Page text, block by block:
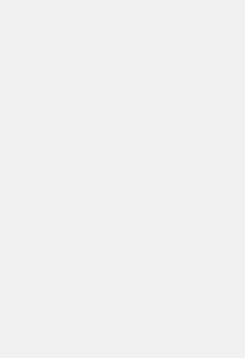
открытых дверей»
городе и на легком
сочетание вариатора